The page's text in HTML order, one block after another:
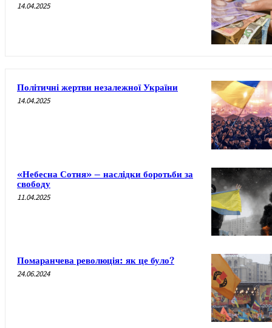
14.04.2025
Політичні жертви незалежної України
14.04.2025
«Небесна Сотня» – наслідки боротьби за
свободу
11.04.2025
Помаранчева революція: як це було?
24.06.2024